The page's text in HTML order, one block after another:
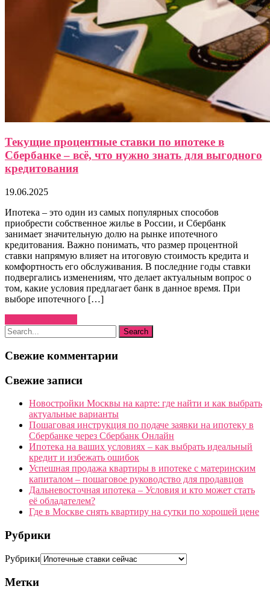
Текущие процентные ставки по ипотеке в
Сбербанке – всё, что нужно знать для выгодного
кредитования
19.06.2025
Ипотека – это один из самых популярных способов
приобрести собственное жилье в России, и Сбербанк
занимает значительную долю на рынке ипотечного
кредитования. Важно понимать, что размер процентной
ставки напрямую влияет на итоговую стоимость кредита и
комфортность его обслуживания. В последние годы ставки
подвергались изменениям, что делает актуальным вопрос о
том, какие условия предлагает банк в данное время. При
выборе ипотечного […]
Свежие комментарии
Свежие записи
Новостройки Москвы на карте: где найти и как выбрать
актуальные варианты
Пошаговая инструкция по подаче заявки на ипотеку в
Сбербанке через Сбербанк Онлайн
Ипотека на ваших условиях – как выбрать идеальный
кредит и избежать ошибок
Успешная продажа квартиры в ипотеке с материнским
капиталом – пошаговое руководство для продавцов
Дальневосточная ипотека – Условия и кто может стать
её обладателем?
Где в Москве снять квартиру на сутки по хорошей цене
Рубрики
Рубрики
Метки